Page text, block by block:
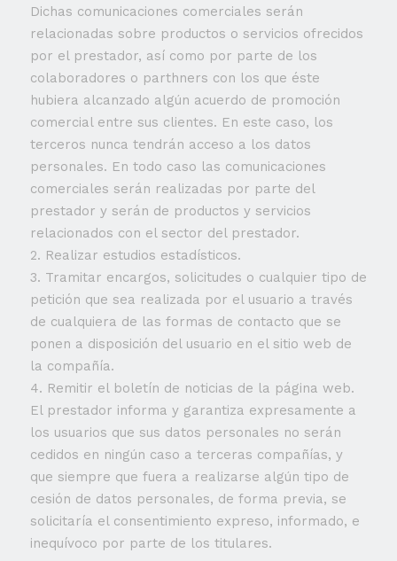
Dichas comunicaciones comerciales serán
relacionadas sobre productos o servicios ofrecidos
por el prestador, así como por parte de los
colaboradores o parthners con los que éste
hubiera alcanzado algún acuerdo de promoción
comercial entre sus clientes. En este caso, los
terceros nunca tendrán acceso a los datos
personales. En todo caso las comunicaciones
comerciales serán realizadas por parte del
prestador y serán de productos y servicios
relacionados con el sector del prestador.
2. Realizar estudios estadísticos.
3. Tramitar encargos, solicitudes o cualquier tipo de
petición que sea realizada por el usuario a través
de cualquiera de las formas de contacto que se
ponen a disposición del usuario en el sitio web de
la compañía.
4. Remitir el boletín de noticias de la página web.
El prestador informa y garantiza expresamente a
los usuarios que sus datos personales no serán
cedidos en ningún caso a terceras compañías, y
que siempre que fuera a realizarse algún tipo de
cesión de datos personales, de forma previa, se
solicitaría el consentimiento expreso, informado, e
inequívoco por parte de los titulares.